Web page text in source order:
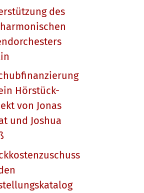
des
Hörstück-
von Jonas
und Joshua